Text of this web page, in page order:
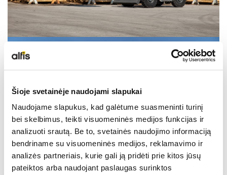
Šioje svetainėje naudojami slapukai
Naudojame slapukus, kad galėtume suasmeninti turinį
bei skelbimus, teikti visuomeninės medijos funkcijas ir
analizuoti srautą. Be to, svetainės naudojimo informaciją
bendriname su visuomeninės medijos, reklamavimo ir
analizės partneriais, kurie gali ją pridėti prie kitos jūsų
pateiktos arba naudojant paslaugas surinktos